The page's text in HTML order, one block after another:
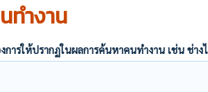
ทำงาน
ารให้ปรากฏในผลการค้นหาคนทำงาน เช่น ช่าง